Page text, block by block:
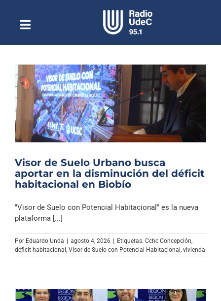
contenidoToggle
NavigationEscuchar Radio UdeC en vivo
Quiénes Somos
Programación
Podcast
Noticias
Columnas
Música Clásica
Especiales
Visor de Suelo Urbano busca
aportar en la disminución del déficit
habitacional en Biobío
"Visor de Suelo con Potencial Habitacional" es la nueva
plataforma [...]
Por Eduardo Unda | agosto 4, 2026 | Etiquetas: Cchc Concepción
déficit habitacional Visor de Suelo con Potencial Habitacional vivienda